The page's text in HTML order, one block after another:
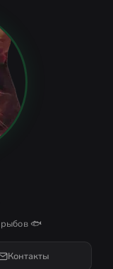
рыбов 🐟
Контакты